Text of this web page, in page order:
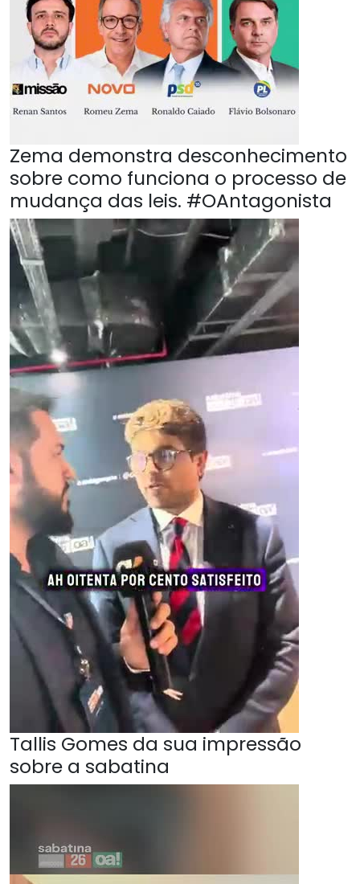
Zema demonstra desconhecimento
sobre como funciona o processo de
mudança das leis. #OAntagonista
Tallis Gomes da sua impressão
sobre a sabatina